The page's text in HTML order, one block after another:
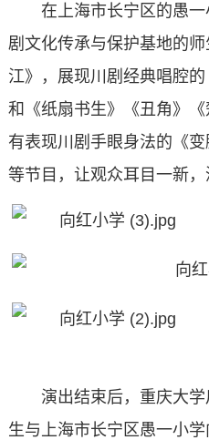
在上海市长宁区的愚一
剧文化传承与保护基地的
江》，展现川剧经典唱腔
和《纸扇书生》《丑角》
有表现川剧手眼身法的《
等节目，让观众耳目一新，
演出结束后，重庆大
生与上海市长宁区愚一小